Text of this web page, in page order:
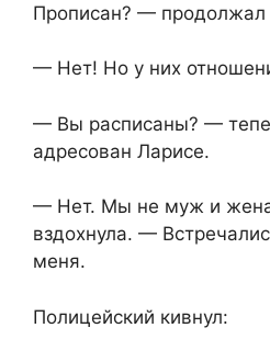
Прописан? — продолжал
— Нет! Но у них
— Вы расписаны? —
адресован Ларисе.
— Нет. Мы не муж и
вздохнула. —
меня.
Полицейский кивнул: